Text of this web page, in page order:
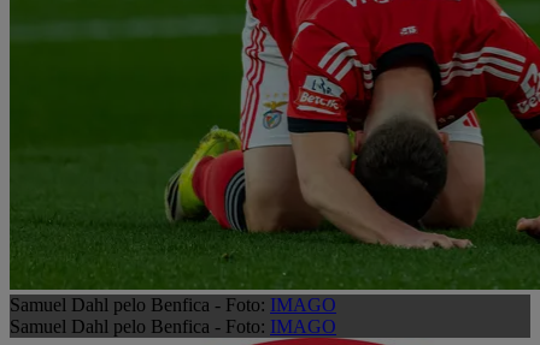
Samuel Dahl pelo Benfica - Foto: IMAGO
Samuel Dahl pelo Benfica - Foto: IMAGO